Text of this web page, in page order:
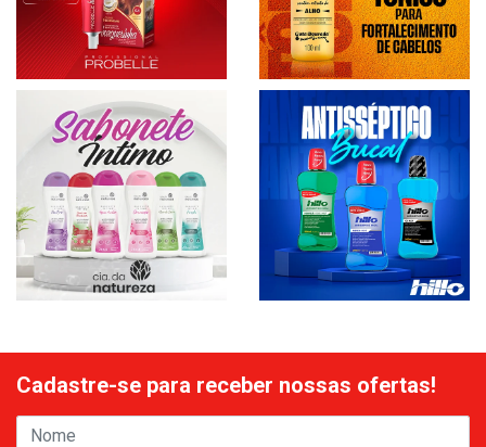
Cadastre-se para receber nossas ofertas!